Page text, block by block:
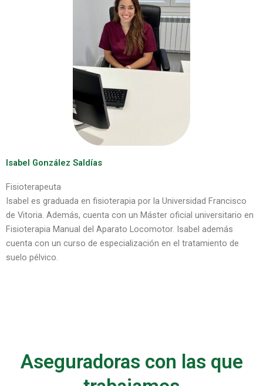
Isabel González Saldías
Fisioterapeuta
Isabel es graduada en fisioterapia por la Universidad Francisco
de Vitoria. Además, cuenta con un Máster oficial universitario en
Fisioterapia Manual del Aparato Locomotor. Isabel además
cuenta con un curso de especialización en el tratamiento de
suelo pélvico.
Aseguradoras con las que